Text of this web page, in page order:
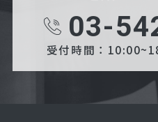
03-
受付時間：